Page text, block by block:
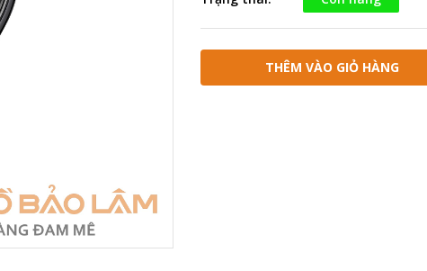
THÊM VÀO GIỎ HÀNG